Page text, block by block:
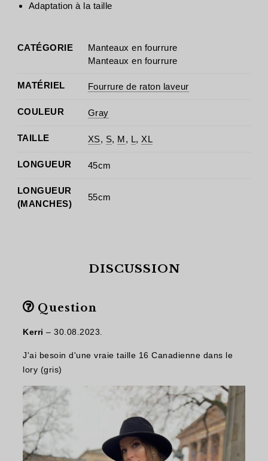
Adaptation à la taille
CATÉGORIE
Manteaux en fourrure
Manteaux en fourrure
MATÉRIEL Fourrure de raton laveur
COULEUR Gray
TAILLE XS, S, M, L, XL
LONGUEUR 45cm
LONGUEUR
(MANCHES)
55cm
DISCUSSION
Question
Kerri – 30.08.2023.
J'ai besoin d'une vraie taille 16 Canadienne dans le
lory (gris)